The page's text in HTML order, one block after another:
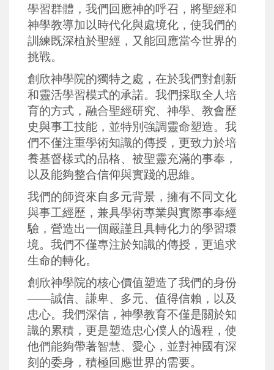
學習群體，我們回應神的呼召，將聖經和
神學教導加以時代化與處境化，使我們的
訓練既深植於聖經，又能回應當今世界的
挑戰。
創欣神學院的獨特之處，在於我們對創新
和靈活學習模式的承諾。我們採取全人培
育的方式，融合聖經研究、神學、教會歷
史與事工技能，並特別強調靈命塑造。我
們不僅注重學術知識的傳授，更致力於培
養基督樣式的品格、被聖靈充滿的事奉，
以及能夠整合信仰與實踐的思維。
我們的師資來自多元背景， 擁有不同文化
與事工經歷，兼具學術專業與實際事奉經
驗，營造出一個嚴謹且具轉化力的學習環
境。我們不僅專注於知識的傳授，更追求
生命的轉化。
創欣神學院的核心價值塑造了我們的身份
——誠信、謙卑、多元、值得信賴，以及
忠心。我們深信，神學教育不僅是關於知
識的累積，更是塑造忠心僕人的過程，使
他們能夠帶著智慧、愛心，並對神國有深
刻的委身，積極回應世界的需要。